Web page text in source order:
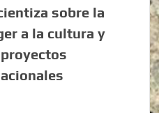
sobre la
a la cultura y